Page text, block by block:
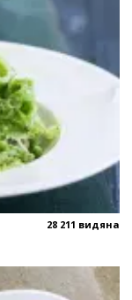
28 211 видяна